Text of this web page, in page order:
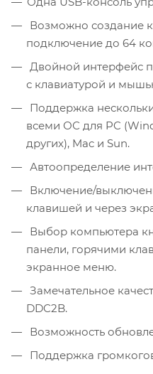
Возможно создание
подключение до 64
Двойной интерфейс
с клавиатурой и
Поддержка
всеми ОС для PC
других), Mac и Sun.
Автоопределение
Включение/
клавишей и через
Выбор компьютера
панели, горячими
экранное меню.
Замечательное
DDC2B.
Возможность
Поддержка